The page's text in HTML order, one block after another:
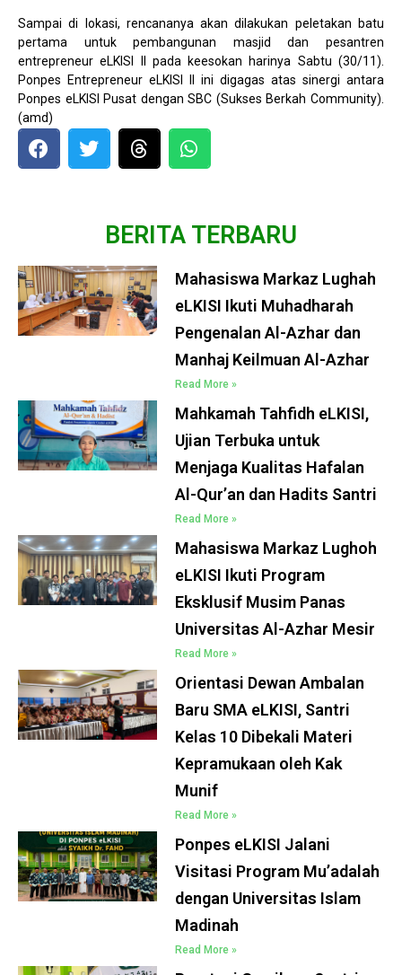
Sampai di lokasi, rencananya akan dilakukan peletakan batu
pertama untuk pembangunan masjid dan pesantren
entrepreneur eLKISI II pada keesokan harinya Sabtu (30/11).
Ponpes Entrepreneur eLKISI II ini digagas atas sinergi antara
Ponpes eLKISI Pusat dengan SBC (Sukses Berkah Community).
(amd)
BERITA TERBARU
Mahasiswa Markaz Lughah
eLKISI Ikuti Muhadharah
Pengenalan Al-Azhar dan
Manhaj Keilmuan Al-Azhar
Read More »
Mahkamah Tahfidh eLKISI,
Ujian Terbuka untuk
Menjaga Kualitas Hafalan
Al-Qur’an dan Hadits Santri
Read More »
Mahasiswa Markaz Lughoh
eLKISI Ikuti Program
Eksklusif Musim Panas
Universitas Al-Azhar Mesir
Read More »
Orientasi Dewan Ambalan
Baru SMA eLKISI, Santri
Kelas 10 Dibekali Materi
Kepramukaan oleh Kak
Munif
Read More »
Ponpes eLKISI Jalani
Visitasi Program Mu’adalah
dengan Universitas Islam
Madinah
Read More »